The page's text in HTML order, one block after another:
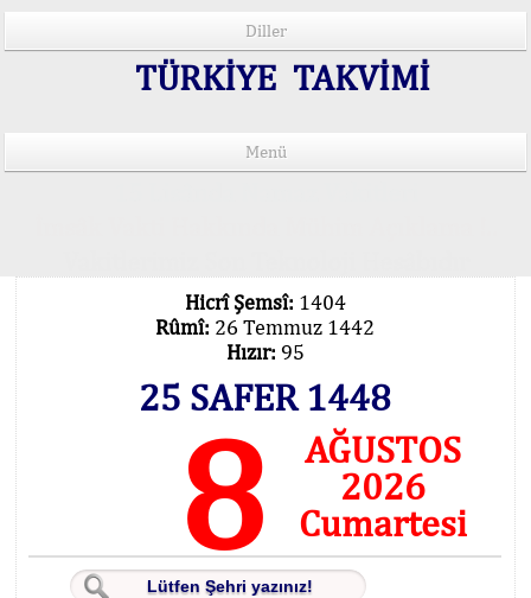
Diller
TÜRKİYE TAKVİMİ
Menü
Hicrî Şemsî: 1404
Rûmî: 26 Temmuz 1442
Hızır: 95
25 SAFER 1448
8
AĞUSTOS
2026
Cumartesi